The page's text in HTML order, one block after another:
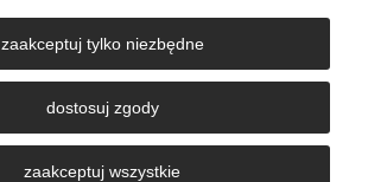
Pomoc
Moje konto
zaakceptuj tylko niezbędne
dostosuj zgody
zaakceptuj wszystkie